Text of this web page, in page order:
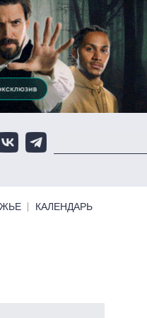
КАЛЕНДАРЬ